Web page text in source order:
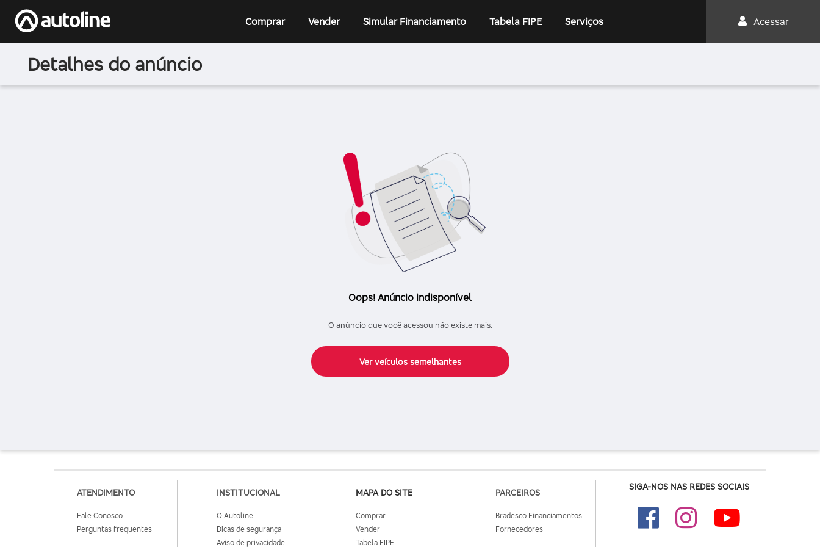
Comprar Vender Simular Financiamento Tabela FIPE Serviços Acessar
Detalhes do anúncio
Oops! Anúncio indisponível
O anúncio que você acessou não existe mais.
Ver veículos semelhantes
ATENDIMENTO
Fale Conosco
Perguntas frequentes
INSTITUCIONAL
O Autoline
Dicas de segurança
Aviso de privacidade
MAPA DO SITE
Comprar
Vender
Tabela FIPE
PARCEIROS
Bradesco Financiamentos
Fornecedores
SIGA-NOS NAS REDES SOCIAIS